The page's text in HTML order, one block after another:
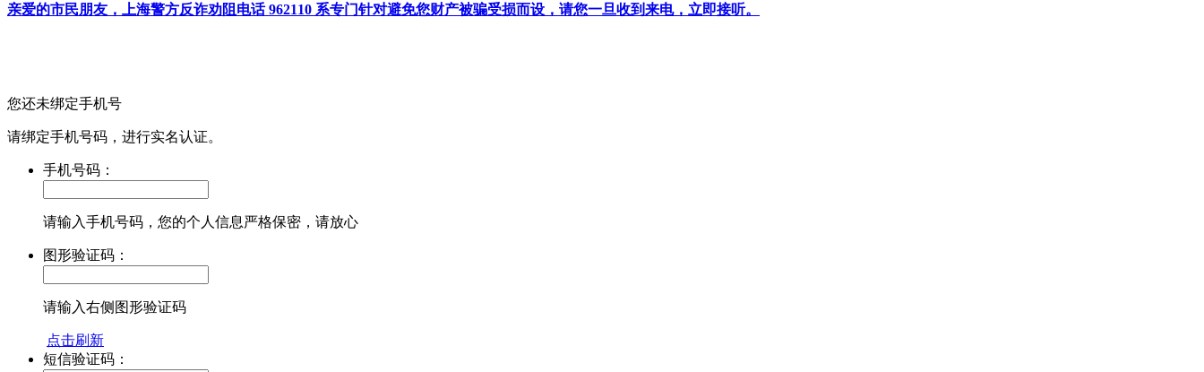
亲爱的市民朋友，上海警方反诈劝阻电话 962110 系专门针对避免您财产被骗受损而设，请您一旦收到来电，立即接听。
您还未绑定手机号
请绑定手机号码，进行实名认证。
手机号码：
请输入手机号码，您的个人信息严格保密，请放心
图形验证码：
请输入右侧图形验证码
点击刷新
短信验证码：